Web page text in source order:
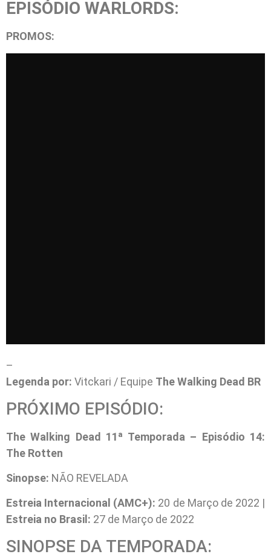
EPISÓDIO WARLORDS:
PROMOS:
–
Legenda por: Vitckari / Equipe The Walking Dead BR
PRÓXIMO EPISÓDIO:
The Walking Dead 11ª Temporada – Episódio 14:
The Rotten
Sinopse: NÃO REVELADA
Estreia Internacional (AMC+): 20 de Março de 2022 |
Estreia no Brasil: 27 de Março de 2022
SINOPSE DA TEMPORADA: